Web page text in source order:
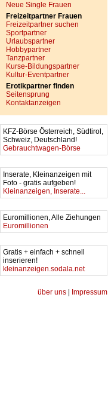
Neue Single Frauen
Freizeitpartner Frauen
Freizeitpartner suchen
Sportpartner
Urlaubspartner
Hobbypartner
Tanzpartner
Kurse-Bildungspartner
Kultur-Eventpartner
Erotikpartner finden
Seitensprung
Kontaktanzeigen
KFZ-Börse Österreich, Südtirol,
Schweiz, Deutschland!
Gebrauchtwagen-Börse
Inserate, Kleinanzeigen mit
Foto - gratis aufgeben!
Kleinanzeigen, Inserate...
Euromillionen, Alle Ziehungen
Euromillionen
Gratis + einfach + schnell
inserieren!
kleinanzeigen.sodala.net
über uns Impressum